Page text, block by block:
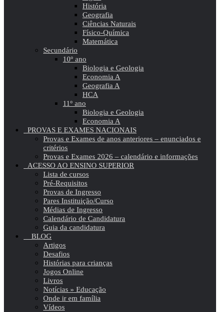
História
Geografia
Ciências Naturais
Físico-Química
Matemática
Secundário
10º ano
Biologia e Geologia
Economia A
Geografia A
HCA
11º ano
Biologia e Geologia
Economia A
PROVAS E EXAMES NACIONAIS
Provas e Exames de anos anteriores – enunciados e
critérios
Provas e Exames 2026 – calendário e informações
ACESSO AO ENSINO SUPERIOR
Lista de cursos
Pré-Requisitos
Provas de Ingresso
Pares Instituição/Curso
Médias de Ingresso
Calendário de Candidatura
Guia da candidatura
BLOG
Artigos
Desafios
Histórias para crianças
Jogos Online
Livros
Notícias » Educação
Onde ir em família
Vídeos